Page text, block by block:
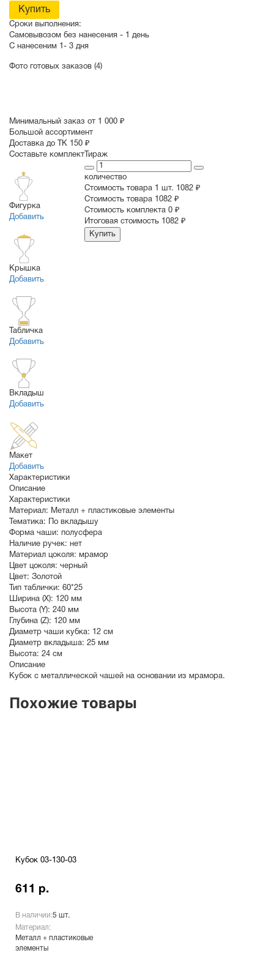
Купить
Сроки выполнения:
Самовывозом без нанесения -
1 день
С нанесеним
1- 3 дня
Фото готовых заказов (4)
Минимальный заказ от 1 000 ₽
Большой ассортимент
Доставка до ТК 150 ₽
Составьте комплект
Фигурка
Добавить
Крышка
Добавить
Табличка
Добавить
Вкладыш
Добавить
Макет
Добавить
Тираж
количество
Стоимость товара 1 шт.
1082 ₽
Cтоимость товара
1082 ₽
Стоимость комплекта 0 ₽
Итоговая стоимость
1082 ₽
Купить
Характеристики
Описание
Характеристики
Материал: Металл + пластиковые элементы
Тематика:
По вкладышу
Форма чаши: полусфера
Наличие ручек: нет
Материал цоколя: мрамор
Цвет цоколя: черный
Цвет: Золотой
Тип таблички: 60*25
Ширина (X): 120 мм
Высота (Y): 240 мм
Глубина (Z): 120 мм
Диаметр чаши кубка: 12 см
Диаметр вкладыша: 25 мм
Высота: 24 см
Описание
Кубок с металлической чашей на основании из мрамора.
Похожие товары
Кубок 03-130-03
611 р.
В наличии:5 шт.
Материал:
Металл + пластиковые
элементы